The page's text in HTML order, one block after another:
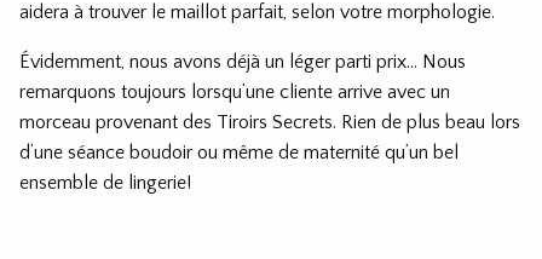
aidera à trouver le maillot parfait, selon votre morphologie.
Évidemment, nous avons déjà un léger parti prix… Nous
remarquons toujours lorsqu’une cliente arrive avec un
morceau provenant des Tiroirs Secrets. Rien de plus beau lors
d’une séance boudoir ou même de maternité qu’un bel
ensemble de lingerie!